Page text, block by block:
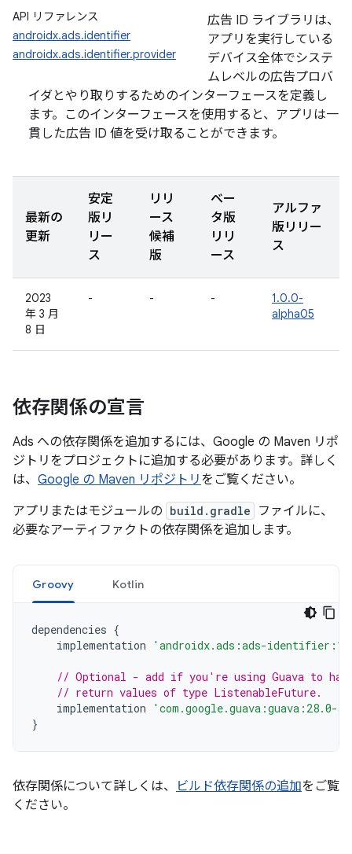
API リファレンス
androidx.ads.identifier
androidx.ads.identifier.provider
広告 ID ライブラリは、
アプリを実行している
デバイス全体でシステ
ムレベルの広告プロバ
イダとやり取りするためのインターフェースを定義し
ます。このインターフェースを使用すると、アプリは一
貫した広告 ID 値を受け取ることができます。
最新の
更新
安定
版リ
リー
ス
リリ
ース
候補
版
ベー
タ版
リリ
ース
アルファ
版リリー
ス
2023
年 3 月
8 日
- - -
1.0.0-
alpha05
依存関係の宣言
Ads への依存関係を追加するには、Google の Maven リポ
ジトリをプロジェクトに追加する必要があります。詳しく
は、 Google の Maven リポジトリ をご覧ください。
アプリまたはモジュールの build.gradle
ファイルに、
必要なアーティファクトの依存関係を追加します。
Groovy Kotlin
dependencies {
implementation
'androidx.ads:ads-
// Optional - add if you're using Guava to
// return values of type ListenableFuture.
implementation
'com.google.guava:guava:28.0-
}
依存関係について詳しくは、 ビルド依存関係の追加をご覧
ください。